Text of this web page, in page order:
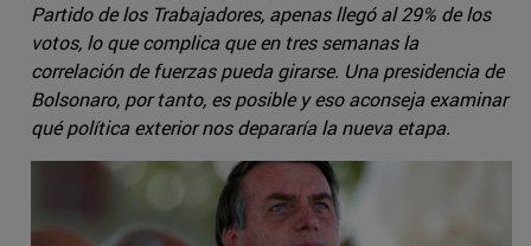
Partido de los Trabajadores, apenas llegó al 29% de los
votos, lo que complica que en tres semanas la
correlación de fuerzas pueda girarse. Una presidencia de
Bolsonaro, por tanto, es posible y eso aconseja examinar
qué política exterior nos depararía la nueva etapa.